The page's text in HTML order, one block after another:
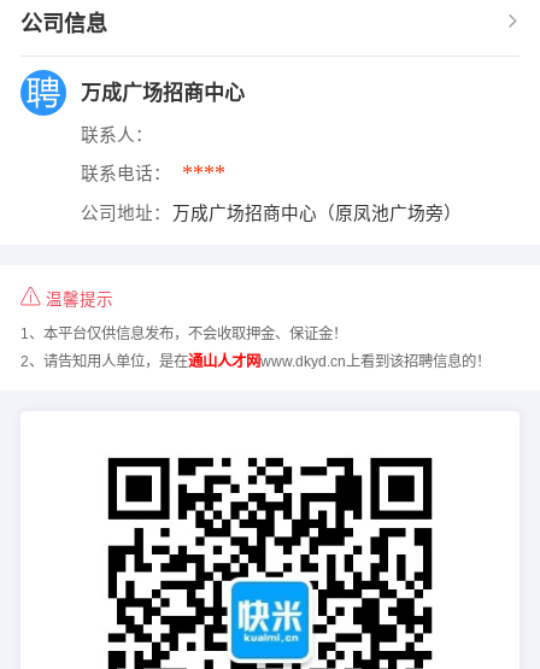
公司信息
万成广场招商中心
联系人：
联系电话： ****
公司地址： 万成广场招商中心（原凤池广场旁）
温馨提示
1、本平台仅供信息发布，不会收取押金、保证金！
2、请告知用人单位，是在通山人才网www.dkyd.cn上看到该招聘信息的！